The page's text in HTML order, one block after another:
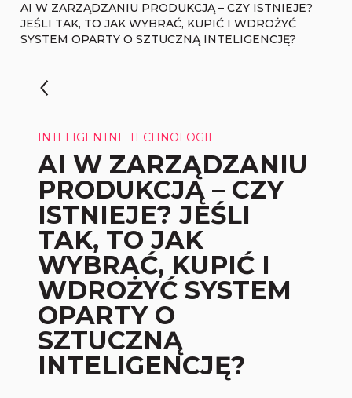
AI W ZARZĄDZANIU PRODUKCJĄ – CZY ISTNIEJE?
JEŚLI TAK, TO JAK WYBRAĆ, KUPIĆ I WDROŻYĆ
SYSTEM OPARTY O SZTUCZNĄ INTELIGENCJĘ?
INTELIGENTNE TECHNOLOGIE
AI W ZARZĄDZANIU
PRODUKCJĄ – CZY
ISTNIEJE? JEŚLI
TAK, TO JAK
WYBRAĆ, KUPIĆ I
WDROŻYĆ SYSTEM
OPARTY O
SZTUCZNĄ
INTELIGENCJĘ?